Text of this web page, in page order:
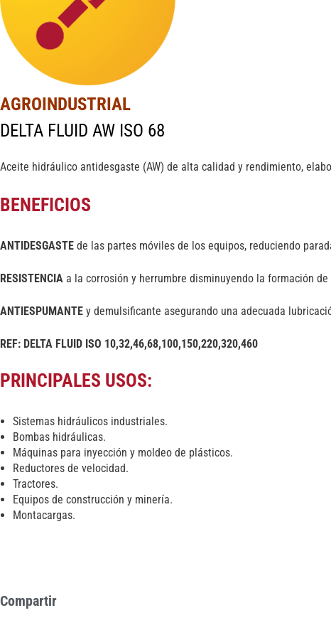
AGROINDUSTRIAL
DELTA FLUID AW ISO 68
Aceite hidráulico antidesgaste (AW) de alta calidad y rendimiento,
BENEFICIOS
ANTIDESGASTE de las partes móviles de los equipos, reduciendo
RESISTENCIA a la corrosión y herrumbre disminuyendo la formación
ANTIESPUMANTE y demulsificante asegurando una adecuada
REF: DELTA FLUID ISO 10,32,46,68,100,150,220,320,460
PRINCIPALES USOS:
Sistemas hidráulicos industriales.
Bombas hidráulicas.
Máquinas para inyección y moldeo de plásticos.
Reductores de velocidad.
Tractores.
Equipos de construcción y minería.
Montacargas.
Compartir